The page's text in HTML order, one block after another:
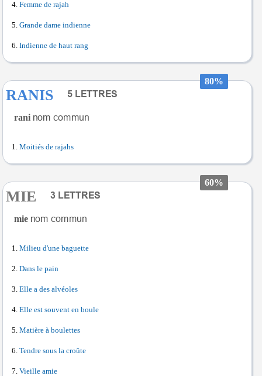
Femme de rajah
Grande dame indienne
Indienne de haut rang
80%
RANIS
rani
Moitiés de rajahs
60%
MIE
mie
Milieu d'une baguette
Dans le pain
Elle a des alvéoles
Elle est souvent en boule
Matière à boulettes
Tendre sous la croûte
Vieille amie